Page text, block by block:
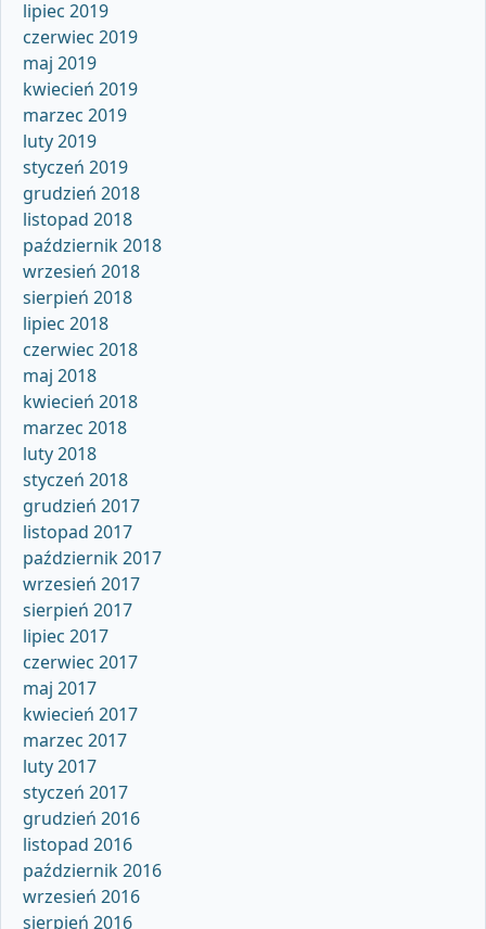
lipiec 2019
czerwiec 2019
maj 2019
kwiecień 2019
marzec 2019
luty 2019
styczeń 2019
grudzień 2018
listopad 2018
październik 2018
wrzesień 2018
sierpień 2018
lipiec 2018
czerwiec 2018
maj 2018
kwiecień 2018
marzec 2018
luty 2018
styczeń 2018
grudzień 2017
listopad 2017
październik 2017
wrzesień 2017
sierpień 2017
lipiec 2017
czerwiec 2017
maj 2017
kwiecień 2017
marzec 2017
luty 2017
styczeń 2017
grudzień 2016
listopad 2016
październik 2016
wrzesień 2016
sierpień 2016